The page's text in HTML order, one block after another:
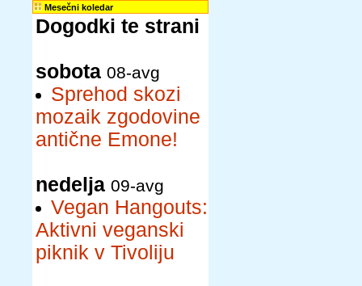
Mesečni koledar
Dogodki te strani
sobota 08-avg
Sprehod skozi
mozaik zgodovine
antične Emone!
nedelja 09-avg
Vegan Hangouts:
Aktivni veganski
piknik v Tivoliju